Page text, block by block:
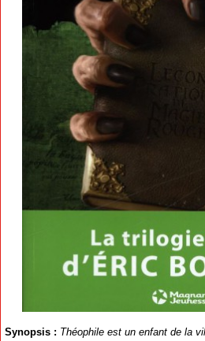
Synopsis : Théophile est un enfant de la